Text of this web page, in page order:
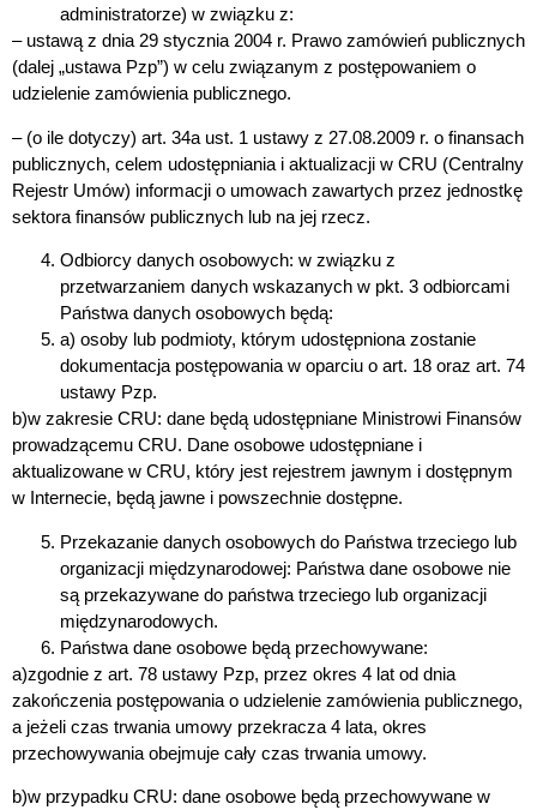
administratorze) w związku z:
– ustawą z dnia 29 stycznia 2004 r. Prawo zamówień publicznych
(dalej „ustawa Pzp”) w celu związanym z postępowaniem o
udzielenie zamówienia publicznego.
– (o ile dotyczy) art. 34a ust. 1 ustawy z 27.08.2009 r. o finansach
publicznych, celem udostępniania i aktualizacji w CRU (Centralny
Rejestr Umów) informacji o umowach zawartych przez jednostkę
sektora finansów publicznych lub na jej rzecz.
Odbiorcy danych osobowych: w związku z
przetwarzaniem danych wskazanych w pkt. 3 odbiorcami
Państwa danych osobowych będą:
a) osoby lub podmioty, którym udostępniona zostanie
dokumentacja postępowania w oparciu o art. 18 oraz art. 74
ustawy Pzp.
b)w zakresie CRU: dane będą udostępniane Ministrowi Finansów
prowadzącemu CRU. Dane osobowe udostępniane i
aktualizowane w CRU, który jest rejestrem jawnym i dostępnym
w Internecie, będą jawne i powszechnie dostępne.
Przekazanie danych osobowych do Państwa trzeciego lub
organizacji międzynarodowej: Państwa dane osobowe nie
są przekazywane do państwa trzeciego lub organizacji
międzynarodowych.
Państwa dane osobowe będą przechowywane:
a)zgodnie z art. 78 ustawy Pzp, przez okres 4 lat od dnia
zakończenia postępowania o udzielenie zamówienia publicznego,
a jeżeli czas trwania umowy przekracza 4 lata, okres
przechowywania obejmuje cały czas trwania umowy.
b)w przypadku CRU: dane osobowe będą przechowywane w